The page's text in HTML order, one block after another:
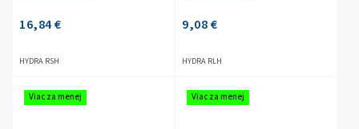
16,84 €
HYDRA RSH
9,08 €
HYDRA RLH
Viac za menej Viac za menej